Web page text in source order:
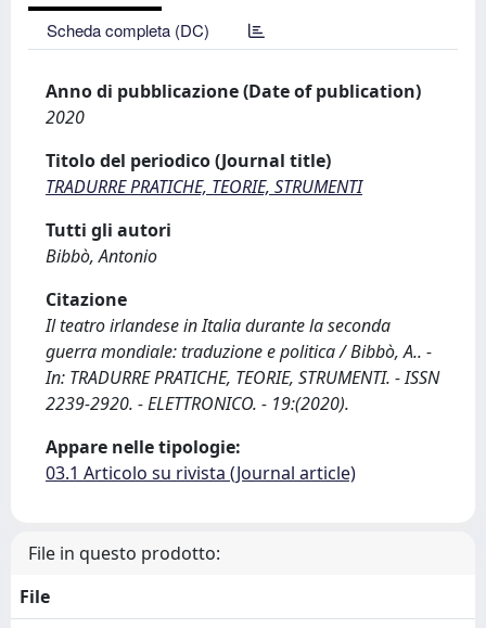
Scheda completa (DC)
Anno di pubblicazione (Date of publication)
2020
Titolo del periodico (Journal title)
TRADURRE PRATICHE, TEORIE, STRUMENTI
Tutti gli autori
Bibbò, Antonio
Citazione
Il teatro irlandese in Italia durante la seconda
guerra mondiale: traduzione e politica / Bibbò, A.. -
In: TRADURRE PRATICHE, TEORIE, STRUMENTI. - ISSN
2239-2920. - ELETTRONICO. - 19:(2020).
Appare nelle tipologie:
03.1 Articolo su rivista (Journal article)
File in questo prodotto:
File